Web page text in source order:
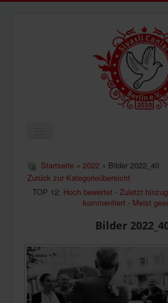
ÜBERUNS
AKTUELLES
DATENSCHUTZ
KONTAKT
Startseite » 2022 » Bilder 2022_40
Zurück zur Kategorieübersicht
TOP 12: Hoch bewertet - Zuletzt
kommentiert - Meist
Bilder